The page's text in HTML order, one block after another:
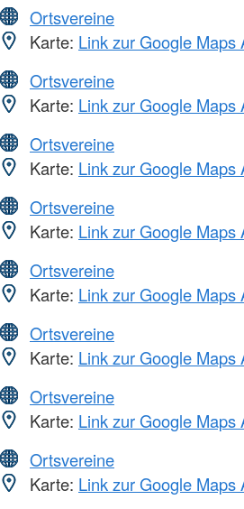
Ortsvereine
Karte: Link zur Google Maps
Ortsvereine
Karte: Link zur Google Maps
Ortsvereine
Karte: Link zur Google Maps
Ortsvereine
Karte: Link zur Google Maps
Ortsvereine
Karte: Link zur Google Maps
Ortsvereine
Karte: Link zur Google Maps
Ortsvereine
Karte: Link zur Google Maps
Ortsvereine
Karte: Link zur Google Maps